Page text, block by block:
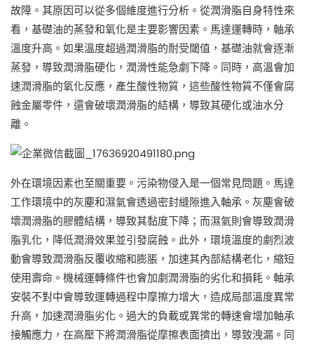
故障。其原因可以從多個維度進行分析。從潤滑脂自身特性來
看，基礎油的蒸發和氧化是主要影響因素。馬達運轉時，軸承
溫度升高。如果溫度超過潤滑脂的耐受閾值，基礎油就會逐漸
蒸發，導致潤滑脂硬化，潤滑性能急劇下降。同時，高溫會加
速潤滑脂的氧化反應，產生酸性物質，這些酸性物質不僅會腐
蝕金屬零件，還會破壞潤滑脂的結構，導致其硬化或油水分
離。
外在環境因素也至關重要。污染物侵入是一個常見問題。馬達
工作環境中的灰塵和濕氣會透過密封縫隙進入軸承。灰塵會破
壞潤滑脂的膠體結構，導致其黏度下降；而濕氣則會導致潤滑
脂乳化，降低潤滑效果並引發腐蝕。此外，環境溫度的劇烈波
動會導致潤滑脂反覆收縮和膨脹，加速其內部結構老化，縮短
使用壽命。機械運轉條件也會加劇潤滑脂的劣化和損耗。軸承
安裝不對中會導致運轉過程中摩擦力增大，造成局部溫度異常
升高，加速潤滑脂劣化。過大的負載或異常的轉速會增加軸承
接觸應力，在高壓下將潤滑脂從摩擦表面擠出，導致洩漏。同